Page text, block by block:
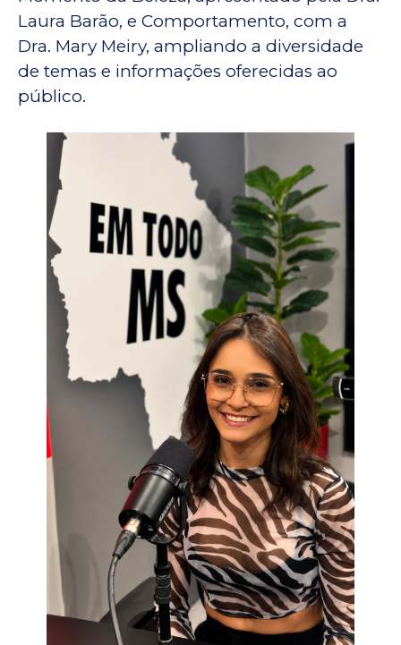
Laura Barão, e Comportamento, com a
Dra. Mary Meiry, ampliando a diversidade
de temas e informações oferecidas ao
público.